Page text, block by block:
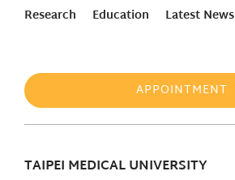
Research
Education Latest News
APPOINTMENT
TAIPEI MEDICAL UNIVERSITY